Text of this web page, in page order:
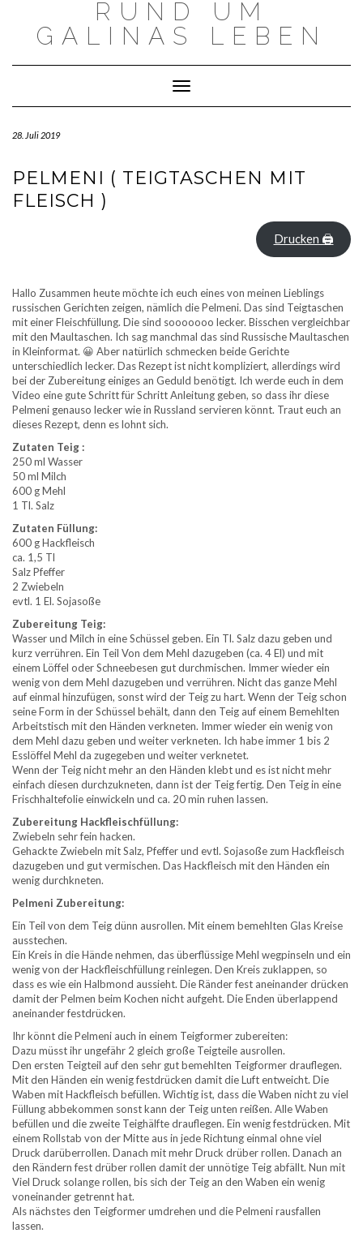
RUND UM
GALINAS LEBEN
Toggle Navigation
28. Juli 2019
PELMENI ( TEIGTASCHEN MIT
FLEISCH )
Drucken 🖨
Hallo Zusammen heute möchte ich euch eines von meinen Lieblings
russischen Gerichten zeigen, nämlich die Pelmeni. Das sind Teigtaschen
mit einer Fleischfüllung. Die sind sooooooo lecker. Bisschen vergleichbar
mit den Maultaschen. Ich sag manchmal das sind Russische Maultaschen
in Kleinformat. 😀 Aber natürlich schmecken beide Gerichte
unterschiedlich lecker. Das Rezept ist nicht kompliziert, allerdings wird
bei der Zubereitung einiges an Geduld benötigt. Ich werde euch in dem
Video eine gute Schritt für Schritt Anleitung geben, so dass ihr diese
Pelmeni genauso lecker wie in Russland servieren könnt. Traut euch an
dieses Rezept, denn es lohnt sich.
Zutaten Teig :
250 ml Wasser
50 ml Milch
600 g Mehl
1 Tl. Salz
Zutaten Füllung:
600 g Hackfleisch
ca. 1,5 Tl
Salz Pfeffer
2 Zwiebeln
evtl. 1 El. Sojasoße
Zubereitung Teig:
Wasser und Milch in eine Schüssel geben. Ein Tl. Salz dazu geben und
kurz verrühren. Ein Teil Von dem Mehl dazugeben (ca. 4 El) und mit
einem Löffel oder Schneebesen gut durchmischen. Immer wieder ein
wenig von dem Mehl dazugeben und verrühren. Nicht das ganze Mehl
auf einmal hinzufügen, sonst wird der Teig zu hart. Wenn der Teig schon
seine Form in der Schüssel behält, dann den Teig auf einem Bemehlten
Arbeitstisch mit den Händen verkneten. Immer wieder ein wenig von
dem Mehl dazu geben und weiter verkneten. Ich habe immer 1 bis 2
Esslöffel Mehl da zugegeben und weiter verknetet.
Wenn der Teig nicht mehr an den Händen klebt und es ist nicht mehr
einfach diesen durchzukneten, dann ist der Teig fertig. Den Teig in eine
Frischhaltefolie einwickeln und ca. 20 min ruhen lassen.
Zubereitung Hackfleischfüllung:
Zwiebeln sehr fein hacken.
Gehackte Zwiebeln mit Salz, Pfeffer und evtl. Sojasoße zum Hackfleisch
dazugeben und gut vermischen. Das Hackfleisch mit den Händen ein
wenig durchkneten.
Pelmeni Zubereitung:
Ein Teil von dem Teig dünn ausrollen. Mit einem bemehlten Glas Kreise
ausstechen.
Ein Kreis in die Hände nehmen, das überflüssige Mehl wegpinseln und ein
wenig von der Hackfleischfüllung reinlegen. Den Kreis zuklappen, so
dass es wie ein Halbmond aussieht. Die Ränder fest aneinander drücken
damit der Pelmen beim Kochen nicht aufgeht. Die Enden überlappend
aneinander festdrücken.
Ihr könnt die Pelmeni auch in einem Teigformer zubereiten:
Dazu müsst ihr ungefähr 2 gleich große Teigteile ausrollen.
Den ersten Teigteil auf den sehr gut bemehlten Teigformer drauflegen.
Mit den Händen ein wenig festdrücken damit die Luft entweicht. Die
Waben mit Hackfleisch befüllen. Wichtig ist, dass die Waben nicht zu viel
Füllung abbekommen sonst kann der Teig unten reißen. Alle Waben
befüllen und die zweite Teighälfte drauflegen. Ein wenig festdrücken. Mit
einem Rollstab von der Mitte aus in jede Richtung einmal ohne viel
Druck darüberrollen. Danach mit mehr Druck drüber rollen. Danach an
den Rändern fest drüber rollen damit der unnötige Teig abfällt. Nun mit
Viel Druck solange rollen, bis sich der Teig an den Waben ein wenig
voneinander getrennt hat.
Als nächstes den Teigformer umdrehen und die Pelmeni rausfallen
lassen.